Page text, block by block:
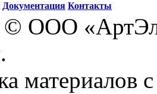
Документация Контакты
© ООО
материалов